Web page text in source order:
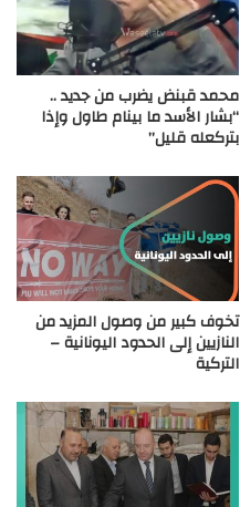
محمد قبنض يضرب من جديد ..
“بشار الأسد ما بينام طاول وإذا
بتركعله قليل”
تخوف كبير من وصول المزيد من
النازيين إلى الحدود اليونانية –
التركية